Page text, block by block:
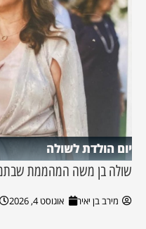
יום הולדת לשולה
שולה בן משה המהממת
מירב בן יאיר אוגוסט 4, 2026